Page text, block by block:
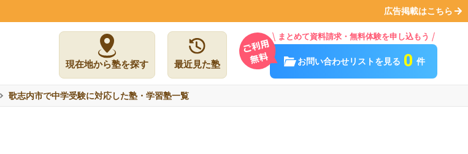
広告掲載はこちら
現在地から塾を探す 最近見た塾
まとめて資料請求・無料体験を申し込もう
お問い合わせリストを見る 0 件
歌志内市で中学受験に対応した塾・学習塾一覧